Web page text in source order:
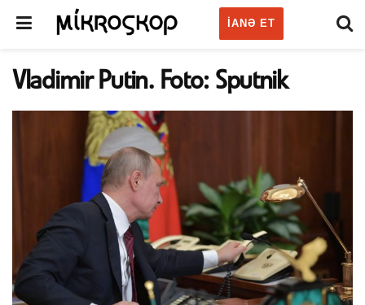
IANƏ ET
Vladimir Putin. Foto: Sputnik